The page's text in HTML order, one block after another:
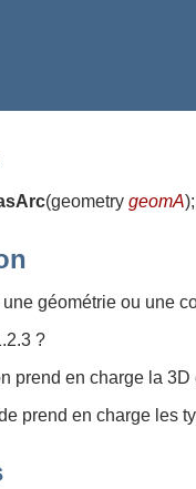
(geometry geomA);
géométrie ou une
?
prend en charge la
prend en charge les